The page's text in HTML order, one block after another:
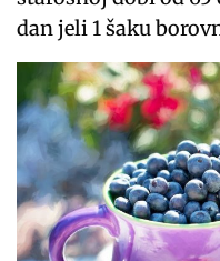
dan jeli 1 šaku